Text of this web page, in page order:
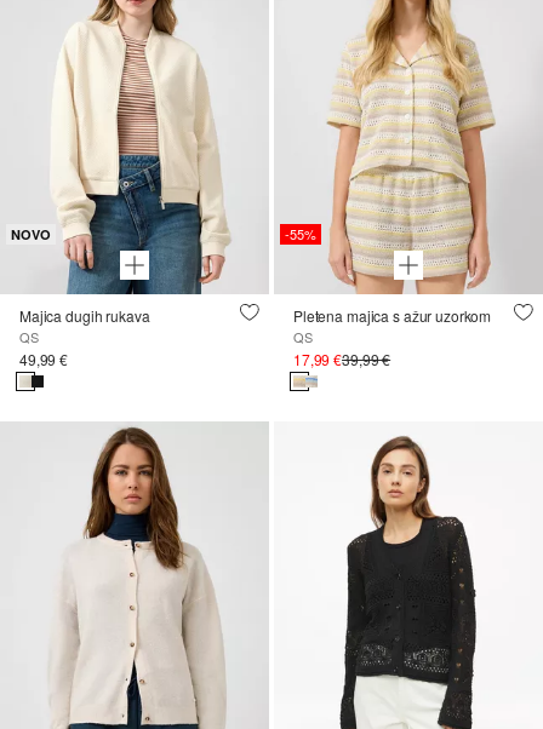
NOVO
Majica dugih rukava
QS
49,99 €
-55%
Pletena majica s ažur uzorkom
QS
17,99 €39,99 €